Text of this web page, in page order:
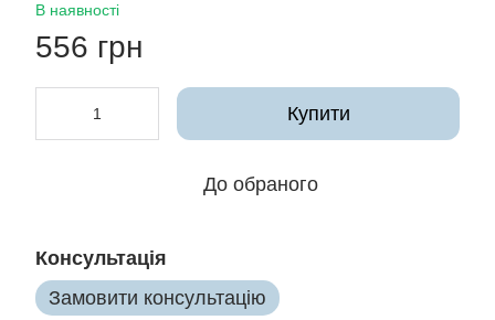
В наявності
556 грн
Купити
До обраного
Консультація
Замовити консультацію